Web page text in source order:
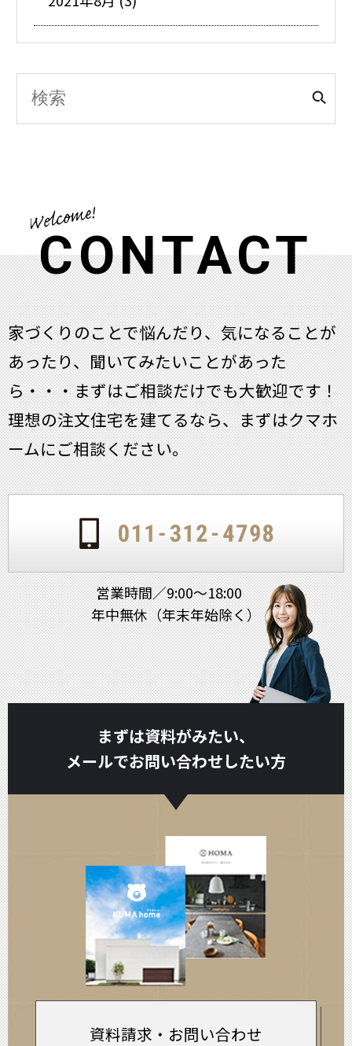
CONTACT
家づくりのことで悩んだり、気になることが
あったり、聞いてみたいことがあった
ら・・・まずはご相談だけでも大歓迎です！
理想の注文住宅を建てるなら、まずはクマホ
ームにご相談ください。
営業時間／9:00～18:00
年中無休（年末年始除く）
まずは資料がみたい、
メールでお問い合わせしたい方
資料請求・お問い合わせ